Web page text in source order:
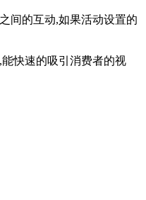
间的互动,如果活动设置的
快速的吸引消费者的视